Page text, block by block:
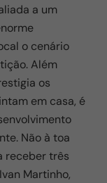
a um
o cenário
Além
os
em casa, é
Não à toa
receber três
Martinho,